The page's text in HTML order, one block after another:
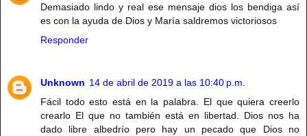
Demasiado lindo y real ese mensaje dios los bendiga así
es con la ayuda de Dios y María saldremos victoriosos
Responder
Unknown 14 de abril de 2019 a las 10:40 p.m.
Fácil todo esto está en la palabra. El que quiera creerlo
crearlo El que no también está en libertad. Dios nos ha
dado libre albedrío pero hay un pecado que Dios no